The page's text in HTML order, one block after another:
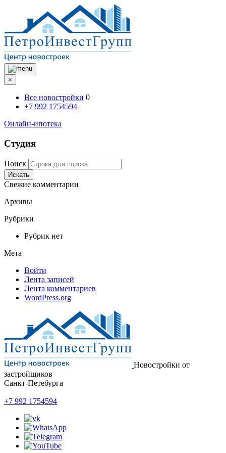
×
Все новостройки 0
+7 992 1754594
Онлайн-ипотека
Студия
Поиск
Искать
Свежие комментарии
Архивы
Рубрики
Рубрик нет
Мета
Войти
Лента записей
Лента комментариев
WordPress.org
Новостройки от
застройщиков
Санкт-Петебурга
+7 992 1754594